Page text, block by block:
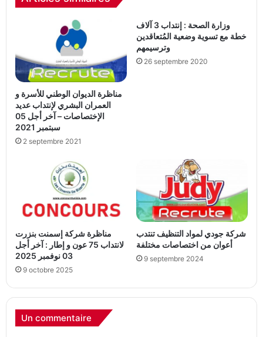
مناظرة الديوان الوطني للأسرة و
العمران البشري لإنتداب عديد
الإختصاصات – آخر أجل 05
سبتمبر 2021
2 septembre 2021
وزارة الصحة : إنتداب 3 آلاف
خطة مع تسوية وضعية المُتعاقدين
وترسيمهم
26 septembre 2020
مناظرة شركة إسمنت بنزرت
لانتداب 75 عون و إطار : آخر أجل
03 نوفمبر 2025
9 octobre 2025
شركة جودي لمواد التنظيف تنتدب
أعوان من اختصاصات مختلفة
9 septembre 2024
Un commentaire